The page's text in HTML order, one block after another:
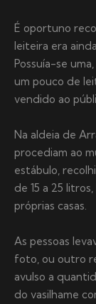
É oportuno
leiteira era
Possuía-se
um pouco de
vendido ao
Na aldeia de
procediam ao
estábulo,
de 15 a 25
próprias casas.
As pessoas
foto, ou outro
avulso a
do vasilhame